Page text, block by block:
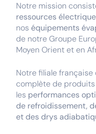
Notre mission
ressources
nos équipements
de notre Groupe
Moyen Orient et en
Notre filiale
complète de
les performances
de refroidissement,
et des drys